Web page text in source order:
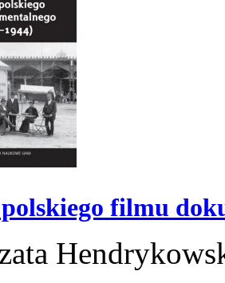
filmu